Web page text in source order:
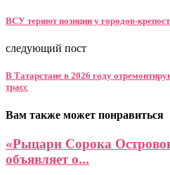
ВСУ теряют позиции у городов-
следующий пост
В Татарстане в 2026 году
трасс
Вам также может понравиться
«Рыцари Сорока
объявляет о...